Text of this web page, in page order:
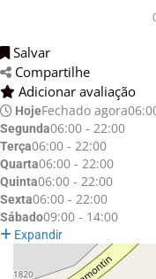
Salvar
Compartilhe
Adicionar avaliação
HojeFechado agora
Segunda06:00 - 22:00
Terça06:00 - 22:00
Quarta06:00 - 22:00
Quinta06:00 - 22:00
Sexta06:00 - 22:00
Sábado09:00 - 14:00
Expandir